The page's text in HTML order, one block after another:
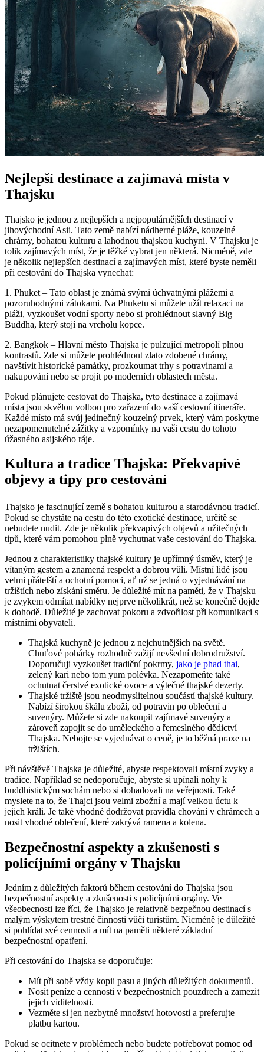
Nejlepší destinace a zajímavá místa v
Thajsku
Thajsko je jednou z nejlepších a nejpopulárnějších destinací v
jihovýchodní Asii. Tato země nabízí nádherné pláže, kouzelné
chrámy, bohatou kulturu a lahodnou thajskou kuchyni. V Thajsku je
tolik zajímavých míst, že je těžké vybrat jen některá. Nicméně, zde
je několik nejlepších destinací a zajímavých míst, které byste neměli
při cestování do Thajska vynechat:
1. Phuket – Tato oblast je známá svými úchvatnými plážemi a
pozoruhodnými zátokami. Na Phuketu si můžete užít relaxaci na
pláži, vyzkoušet vodní sporty nebo si prohlédnout slavný Big
Buddha, který stojí na vrcholu kopce.
2. Bangkok – Hlavní město Thajska je pulzující metropolí plnou
kontrastů. Zde si můžete prohlédnout zlato zdobené chrámy,
navštívit historické památky, prozkoumat trhy s potravinami a
nakupování nebo se projít po moderních oblastech města.
Pokud plánujete cestovat do Thajska, tyto destinace a zajímavá
místa jsou skvělou volbou pro zařazení do vaší cestovní itineráře.
Každé místo má svůj jedinečný kouzelný prvek, který vám poskytne
nezapomenutelné zážitky a vzpomínky na vaši cestu do tohoto
úžasného asijského ráje.
Kultura a tradice Thajska: Překvapivé
objevy a tipy pro cestování
Thajsko je fascinující země s bohatou kulturou a starodávnou tradicí.
Pokud se chystáte na cestu do této exotické destinace, určitě se
nebudete nudit. Zde je několik překvapivých objevů a užitečných
tipů, které vám pomohou plně vychutnat vaše cestování do Thajska.
Jednou z charakteristiky thajské kultury je upřímný úsměv, který je
vítaným gestem a znamená respekt a dobrou vůli. Místní lidé jsou
velmi přátelští a ochotní pomoci, ať už se jedná o vyjednávání na
tržištích nebo získání směru. Je důležité mít na paměti, že v Thajsku
je zvykem odmítat nabídky nejprve několikrát, než se konečně dojde
k dohodě. Důležité je zachovat pokoru a zdvořilost při komunikaci s
místními obyvateli.
Thajská kuchyně je jednou z nejchutnějších na světě.
Chuťové pohárky rozhodně zažijí nevšední dobrodružství.
Doporučuji vyzkoušet tradiční pokrmy, jako je phad thai,
zelený kari nebo tom yum polévka. Nezapomeňte také
ochutnat čerstvé exotické ovoce a výtečné thajské dezerty.
Thajské tržiště jsou neodmyslitelnou součástí thajské kultury.
Nabízí širokou škálu zboží, od potravin po oblečení a
suvenýry. Můžete si zde nakoupit zajímavé suvenýry a
zároveň zapojit se do uměleckého a řemeslného dědictví
Thajska. Nebojte se vyjednávat o ceně, je to běžná praxe na
tržištích.
Při návštěvě Thajska je důležité, abyste respektovali místní zvyky a
tradice. Například se nedoporučuje, abyste si upínali nohy k
buddhistickým sochám nebo si dohadovali na veřejnosti. Také
myslete na to, že Thajci jsou velmi zbožní a mají velkou úctu k
jejich králi. Je také vhodné dodržovat pravidla chování v chrámech a
nosit vhodné oblečení, které zakrývá ramena a kolena.
Bezpečnostní aspekty a zkušenosti s
policíjními orgány v Thajsku
Jedním z důležitých faktorů během cestování do Thajska jsou
bezpečnostní aspekty a zkušenosti s policíjními orgány. Ve
všeobecnosti lze říci, že Thajsko je relativně bezpečnou destinací s
malým výskytem trestné činnosti vůči turistům. Nicméně je důležité
si pohlídat své cennosti a mít na paměti některé základní
bezpečnostní opatření.
Při cestování do Thajska se doporučuje:
Mít při sobě vždy kopii pasu a jiných důležitých dokumentů.
Nosit peníze a cennosti v bezpečnostních pouzdrech a zamezit
jejich viditelnosti.
Vezměte si jen nezbytné množství hotovosti a preferujte
platbu kartou.
Pokud se ocitnete v problémech nebo budete potřebovat pomoc od